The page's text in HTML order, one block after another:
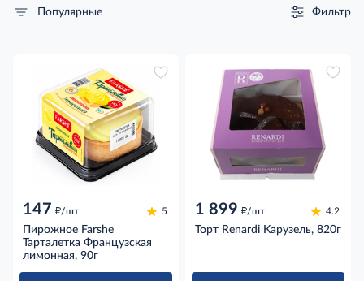
его часто подают к чаю или кофе в качестве лёгкого завершения трапезы.
Популярные Фильтр
147 д/шт 5
Пирожное Farshe
Тарталетка Французская
лимонная, 90г
1 899 д/шт 4.2
Торт Renardi Карузель, 820г